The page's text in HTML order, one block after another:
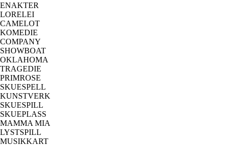
ENAKTER
LORELEI
CAMELOT
KOMEDIE
COMPANY
SHOWBOAT
OKLAHOMA
TRAGEDIE
PRIMROSE
SKUESPELL
KUNSTVERK
SKUESPILL
SKUEPLASS
MAMMA MIA
LYSTSPILL
MUSIKKART